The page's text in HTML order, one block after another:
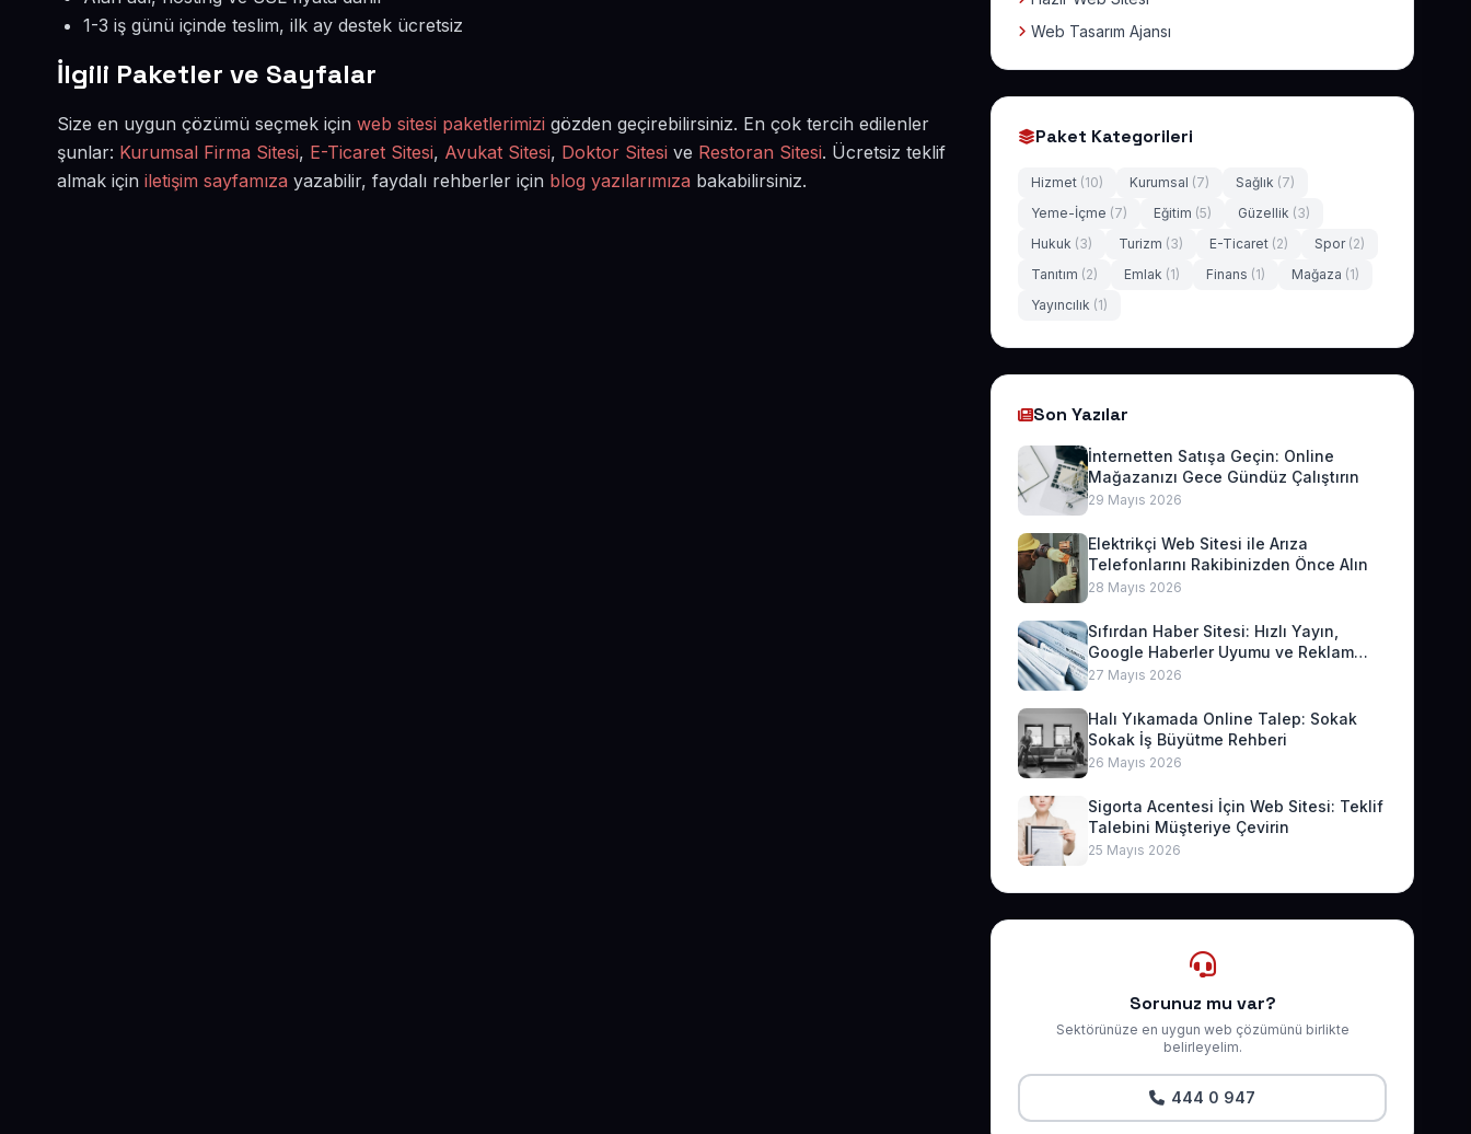
1-3 iş günü içinde teslim, ilk ay destek ücretsiz
İlgili Paketler ve Sayfalar
Size en uygun çözümü seçmek için web sitesi paketlerimizi gözden geçirebilirsiniz. En çok tercih edilenler
şunlar: Kurumsal Firma Sitesi, E-Ticaret Sitesi, Avukat Sitesi, Doktor Sitesi ve Restoran Sitesi. Ücretsiz teklif
almak için iletişim sayfamıza yazabilir, faydalı rehberler için blog yazılarımıza bakabilirsiniz.
Web Tasarım Ajansı
Paket Kategorileri
Hizmet (10) Kurumsal (7) Sağlık (7)
Yeme-İçme (7) Eğitim (5) Güzellik (3)
Hukuk (3) Turizm (3) E-Ticaret (2) Spor (2)
Tanıtım (2) Emlak (1) Finans (1) Mağaza (1)
Yayıncılık (1)
Son Yazılar
İnternetten Satışa Geçin: Online
Mağazanızı Gece Gündüz Çalıştırın
29 Mayıs 2026
Elektrikçi Web Sitesi ile Arıza
Telefonlarını Rakibinizden Önce Alın
28 Mayıs 2026
Sıfırdan Haber Sitesi: Hızlı Yayın,
Google Haberler Uyumu ve Reklam
Geliri
27 Mayıs 2026
Halı Yıkamada Online Talep: Sokak
Sokak İş Büyütme Rehberi
26 Mayıs 2026
Sigorta Acentesi İçin Web Sitesi: Teklif
Talebini Müşteriye Çevirin
25 Mayıs 2026
Sorunuz mu var?
Sektörünüze en uygun web çözümünü birlikte
belirleyelim.
444 0 947